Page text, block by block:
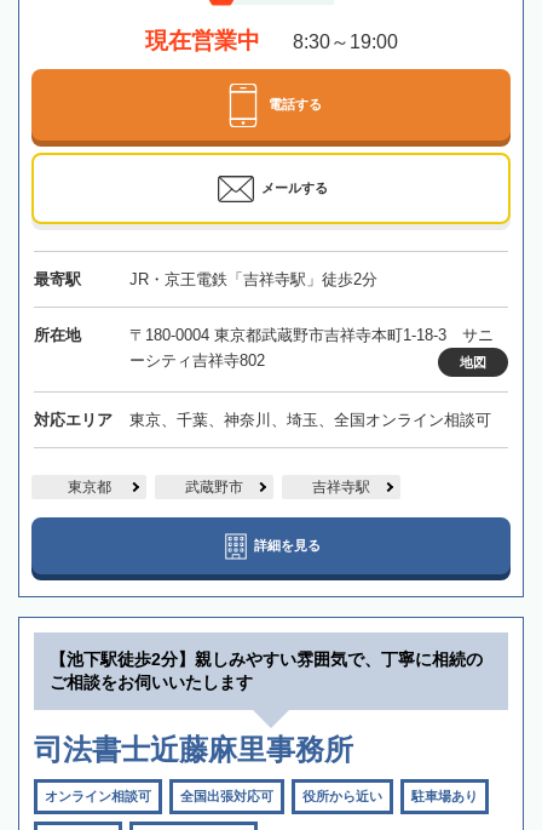
現在営業中 8:30～19:00
電話する
メールする
最寄駅 JR・京王電鉄「吉祥寺駅」徒歩2分
所在地
〒180-0004 東京都武蔵野市吉祥寺本町1-18-3 サニ
ーシティ吉祥寺802
地図
対応エリア 東京、千葉、神奈川、埼玉、全国オンライン相談可
東京都 武蔵野市 吉祥寺駅
詳細を見る
【池下駅徒歩2分】親しみやすい雰囲気で、丁寧に相続の
ご相談をお伺いいたします
司法書士近藤麻里事務所
オンライン相談可 全国出張対応可 役所から近い 駐車場あり